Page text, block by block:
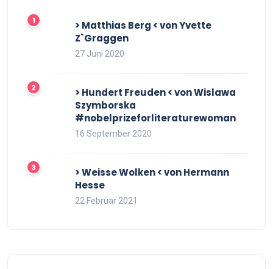
> Matthias Berg < von Yvette
Z`Graggen
27 Juni 2020
> Hundert Freuden < von Wislawa
Szymborska
#nobelprizeforliteraturewoman
16 September 2020
> Weisse Wolken < von Hermann
Hesse
22 Februar 2021